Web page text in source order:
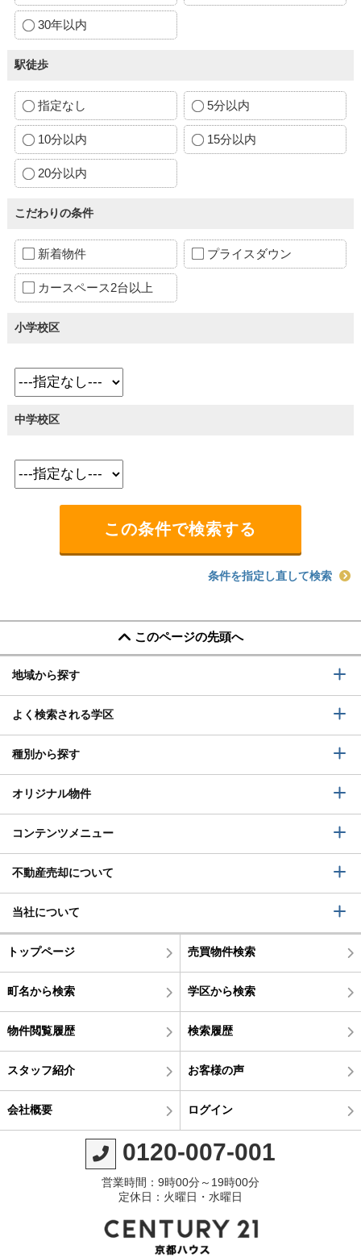
30年以内
駅徒歩
指定なし 5分以内
10分以内 15分以内
20分以内
こだわりの条件
新着物件 プライスダウン
カースペース2台以上
小学校区
中学校区
条件を指定し直して検索
このページの先頭へ
地域から探す
よく検索される学区
種別から探す
オリジナル物件
コンテンツメニュー
不動産売却について
当社について
トップページ 売買物件検索
町名から検索 学区から検索
物件閲覧履歴 検索履歴
スタッフ紹介 お客様の声
会社概要 ログイン
0120-007-001
営業時間：9時00分～19時00分
定休日：火曜日・水曜日